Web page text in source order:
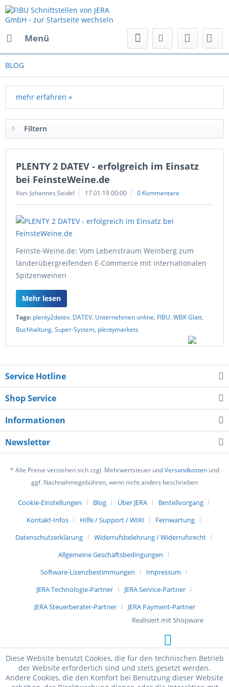
Menü
BLOG
mehr erfahren »
Filtern
PLENTY 2 DATEV - erfolgreich im Einsatz
bei FeinsteWeine.de
Von: Johannes Seidel 17.01.19 00:00 0 Kommentare
Feinste-Weine.de: Vom Lebenstraum Weinberg zum
länderübergreifenden E-Commerce mit internationalen
Spitzenweinen
Mehr lesen
Tags: plenty2datev, DATEV, Unternehmen online, FIBU, WBK Glatt,
Buchhaltung, Super-System, plentymarkets
Service Hotline
Shop Service
Informationen
Newsletter
* Alle Preise verstehen sich zzgl. Mehrwertsteuer undVersandkostenund
ggf. Nachnahmegebühren, wenn nicht anders beschrieben
Cookie-Einstellungen Blog Über JERA
Bestellvorgang
Kontakt-Infos
Hilfe / Support / WIKI
Fernwartung
Datenschutzerklärung
Widerrufsbelehrung / Widerrufsrecht
Allgemeine Geschäftsbedingungen
Software-Lizenzbestimmungen
Impressum
JERA Technologie-Partner
JERA Service-Partner
JERA Steuerberater-Partner
JERA Payment-Partner
Realisiert mit Shopware
Diese Website benutzt Cookies, die für den technischen Betrieb
der Website erforderlich sind und stets gesetzt werden.
Andere Cookies, die den Komfort bei Benutzung dieser Website